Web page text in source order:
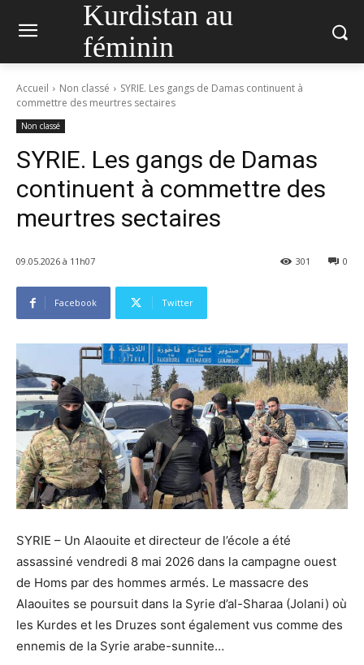
Kurdistan au
féminin
Accueil Non classé
SYRIE. Les gangs de Damas continuent à
commettre des meurtres sectaires
Non classé
SYRIE. Les gangs de Damas
continuent à commettre des
meurtres sectaires
09.05.2026 à 11h07 0
301
Facebook Twitter
SYRIE – Un Alaouite et directeur de l’école a été
assassiné vendredi 8 mai 2026 dans la campagne ouest
de Homs par des hommes armés. Le massacre des
Alaouites se poursuit dans la Syrie d’al-Sharaa (Jolani) où
les Kurdes et les Druzes sont également vus comme des
ennemis de la Syrie arabe-sunnite…